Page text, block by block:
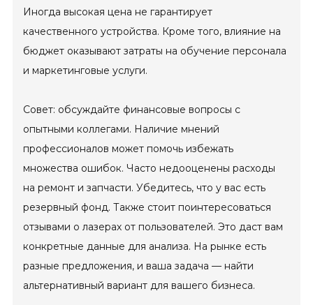
Иногда высокая цена не гарантирует
качественного устройства. Кроме того, влияние на
бюджет оказывают затраты на обучение персонала
и маркетинговые услуги.
Совет: обсуждайте финансовые вопросы с
опытными коллегами. Наличие мнений
профессионалов может помочь избежать
множества ошибок. Часто недооценены расходы
на ремонт и запчасти. Убедитесь, что у вас есть
резервный фонд. Также стоит поинтересоваться
отзывами о лазерах от пользователей. Это даст вам
конкретные данные для анализа. На рынке есть
разные предложения, и ваша задача — найти
альтернативный вариант для вашего бизнеса.